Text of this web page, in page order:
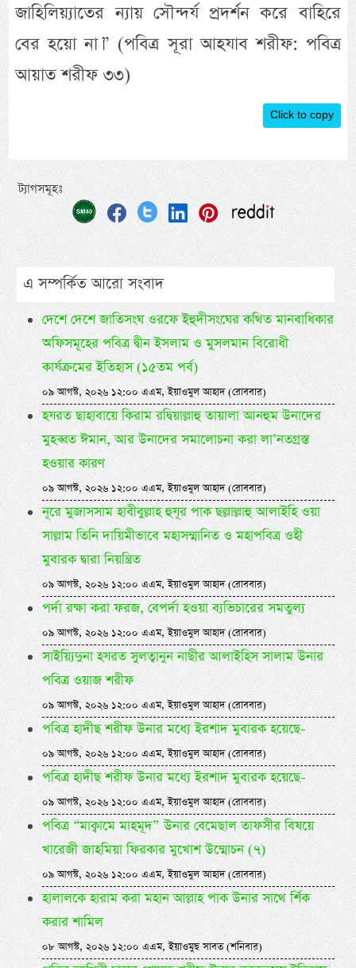
জাহিলিয়্যাতের ন্যায় সৌন্দর্য প্রদর্শন করে বাহিরে
বের হয়ো না।” (পবিত্র সূরা আহযাব শরীফ: পবিত্র
আয়াত শরীফ ৩৩)
Click to copy
ট্যাগসমূহঃ
এ সম্পর্কিত আরো সংবাদ
দেশে দেশে জাতিসংঘ ওরফে ইহুদীসংঘের কথিত মানবাধিকার
অফিসমূহের পবিত্র দ্বীন ইসলাম ও মুসলমান বিরোধী
কার্যক্রমের ইতিহাস (১৫তম পর্ব)
০৯ আগস্ট, ২০২৬ ১২:০০ এএম, ইয়াওমুল আহাদ (রোববার)
হযরত ছাহাবায়ে কিরাম রদ্বিয়াল্লাহু তায়ালা আনহুম উনাদের
মুহব্বত ঈমান, আর উনাদের সমালোচনা করা লা’নতগ্রস্ত
হওয়ার কারণ
০৯ আগস্ট, ২০২৬ ১২:০০ এএম, ইয়াওমুল আহাদ (রোববার)
নূরে মুজাসসাম হাবীবুল্লাহ হুযূর পাক ছল্লাল্লাহু আলাইহি ওয়া
সাল্লাম তিনি দায়িমীভাবে মহাসম্মানিত ও মহাপবিত্র ওহী
মুবারক দ্বারা নিয়ন্ত্রিত
০৯ আগস্ট, ২০২৬ ১২:০০ এএম, ইয়াওমুল আহাদ (রোববার)
পর্দা রক্ষা করা ফরজ, বেপর্দা হওয়া ব্যভিচারের সমতুল্য
০৯ আগস্ট, ২০২৬ ১২:০০ এএম, ইয়াওমুল আহাদ (রোববার)
সাইয়্যিদুনা হযরত সুলত্বানুন নাছীর আলাইহিস সালাম উনার
পবিত্র ওয়াজ শরীফ
০৯ আগস্ট, ২০২৬ ১২:০০ এএম, ইয়াওমুল আহাদ (রোববার)
পবিত্র হাদীছ শরীফ উনার মধ্যে ইরশাদ মুবারক হয়েছে-
০৯ আগস্ট, ২০২৬ ১২:০০ এএম, ইয়াওমুল আহাদ (রোববার)
পবিত্র হাদীছ শরীফ উনার মধ্যে ইরশাদ মুবারক হয়েছে-
০৯ আগস্ট, ২০২৬ ১২:০০ এএম, ইয়াওমুল আহাদ (রোববার)
পবিত্র “মাক্বামে মাহমূদ” উনার বেমেছাল তাফসীর বিষয়ে
খারেজী জাহমিয়া ফিরকার মুখোশ উম্মোচন (৭)
০৯ আগস্ট, ২০২৬ ১২:০০ এএম, ইয়াওমুল আহাদ (রোববার)
হালালকে হারাম করা মহান আল্লাহ পাক উনার সাথে র্শিক
করার শামিল
০৮ আগস্ট, ২০২৬ ১২:০০ এএম, ইয়াওমুছ সাবত (শনিবার)